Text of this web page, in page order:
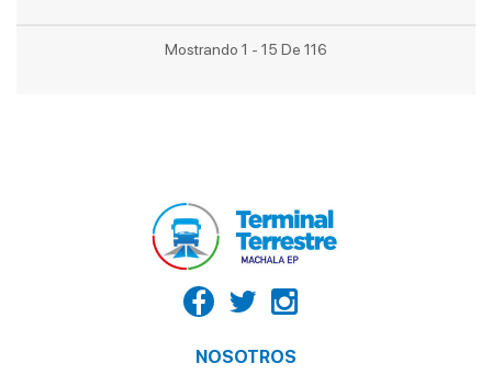
Mostrando 1 - 15 De 116
NOSOTROS